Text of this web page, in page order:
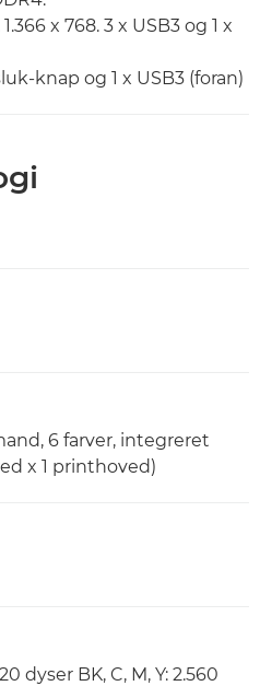
x 768. 3 x USB3 og 1 x
knap og 1 x USB3 (foran)
6 farver, integreret
x 1 printhoved)
dyser BK, C, M, Y: 2.560